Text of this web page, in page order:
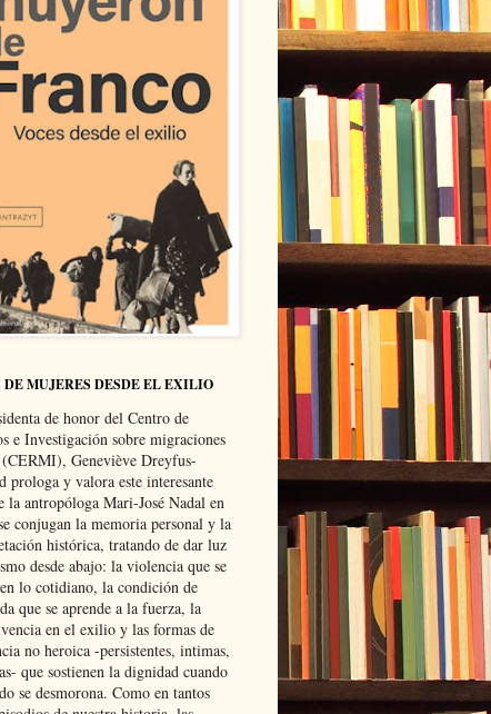
DE MUJERES DESDE EL EXILIO
de honor del Centro de
e Investigación sobre migraciones
Geneviève Dreyfus-
prologa y valora este interesante
la antropóloga Mari-José Nadal en
conjugan la memoria personal y la
histórica, tratando de dar luz
desde abajo: la violencia que se
lo cotidiano, la condición de
que se aprende a la fuerza, la
en el exilio y las formas de
no heroica -persistentes, intimas,
que sostienen la dignidad cuando
se desmorona. Como en tantos